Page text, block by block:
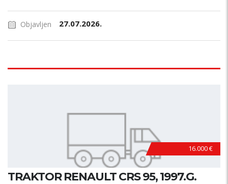
Objavljen 27.07.2026.
16.000 €
TRAKTOR RENAULT CRS 95, 1997.G.